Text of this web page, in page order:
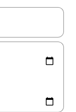
maak je een keuze